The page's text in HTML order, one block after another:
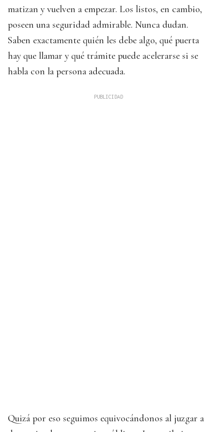
matizan y vuelven a empezar. Los listos, en cambio,
poseen una seguridad admirable. Nunca dudan.
Saben exactamente quién les debe algo, qué puerta
hay que llamar y qué trámite puede acelerarse si se
habla con la persona adecuada.
Quizá por eso seguimos equivocándonos al juzgar a